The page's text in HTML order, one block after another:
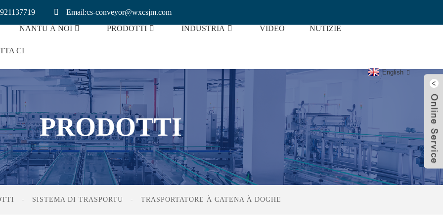
Email:cs-conveyor@wxcsjm.com
NANTU À NOI PRODOTTI INDUSTRIA VIDEO NUTIZIE
CI
English
PRODOTTI
SISTEMA DI TRASPORTU TRASPORTATORE À CATENA À DOGHE